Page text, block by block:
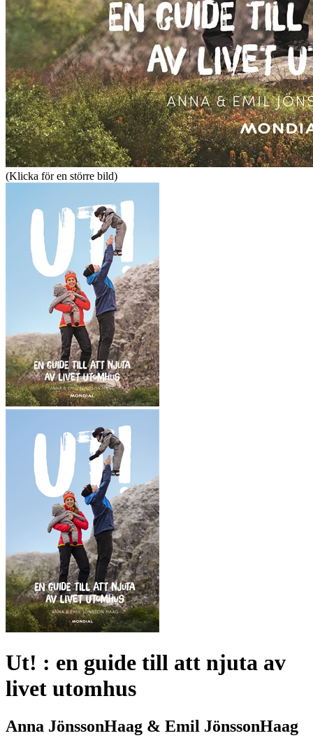
(Klicka för en större bild)
Ut! : en guide till att njuta av
livet utomhus
Anna JönssonHaag & Emil JönssonHaag